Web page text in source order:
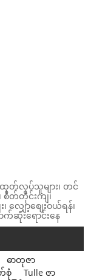
တ်လုပ်သူများ၊ တင်
စိတ်တိုင်းကျ၊
၊ လျှော့စျေးဝယ်ရန်၊
ဆုံးရောင်းနေ
ဓာတုဇာ
စုံ
Tulle ဇာ